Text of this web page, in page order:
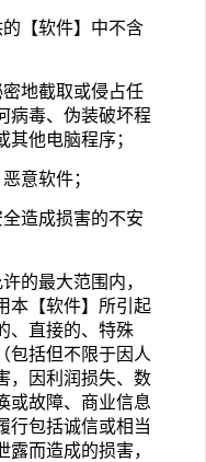
【软件】中不含
密地截取或侵占任
病毒、伪装破坏程
他电脑程序；
意软件；
造成损害的不安
的最大范围内，
本【软件】所引起
、直接的、特殊
包括但不限于因人
，因利润损失、数
或故障、商业信息
行包括诚信或相当
而造成的损害，